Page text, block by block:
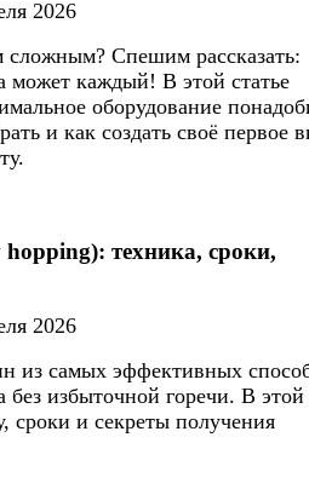
2026
сложным? Спешим рассказать:
может каждый! В этой статье
оборудование
и как создать своё первое
техника, сроки,
2026
из самых эффективных
без избыточной горечи. В этой
сроки и секреты получения